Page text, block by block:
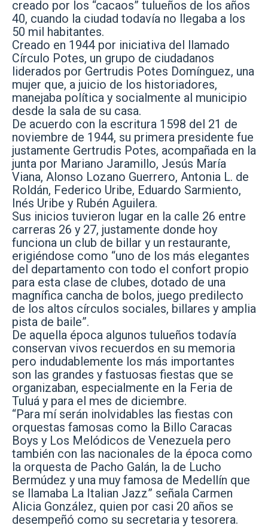
creado por los “cacaos” tulueños de los años
40, cuando la ciudad todavía no llegaba a los
50 mil habitantes.
Creado en 1944 por iniciativa del llamado
Círculo Potes, un grupo de ciudadanos
liderados por Gertrudis Potes Domínguez, una
mujer que, a juicio de los historiadores,
manejaba política y socialmente al municipio
desde la sala de su casa.
De acuerdo con la escritura 1598 del 21 de
noviembre de 1944, su primera presidente fue
justamente Gertrudis Potes, acompañada en la
junta por Mariano Jaramillo, Jesús María
Viana, Alonso Lozano Guerrero, Antonia L. de
Roldán, Federico Uribe, Eduardo Sarmiento,
Inés Uribe y Rubén Aguilera.
Sus inicios tuvieron lugar en la calle 26 entre
carreras 26 y 27, justamente donde hoy
funciona un club de billar y un restaurante,
erigiéndose como “uno de los más elegantes
del departamento con todo el confort propio
para esta clase de clubes, dotado de una
magnífica cancha de bolos, juego predilecto
de los altos círculos sociales, billares y amplia
pista de baile”.
De aquella época algunos tulueños todavía
conservan vivos recuerdos en su memoria
pero indudablemente los más importantes
son las grandes y fastuosas fiestas que se
organizaban, especialmente en la Feria de
Tuluá y para el mes de diciembre.
“Para mí serán inolvidables las fiestas con
orquestas famosas como la Billo Caracas
Boys y Los Melódicos de Venezuela pero
también con las nacionales de la época como
la orquesta de Pacho Galán, la de Lucho
Bermúdez y una muy famosa de Medellín que
se llamaba La Italian Jazz” señala Carmen
Alicia González, quien por casi 20 años se
desempeñó como su secretaria y tesorera.